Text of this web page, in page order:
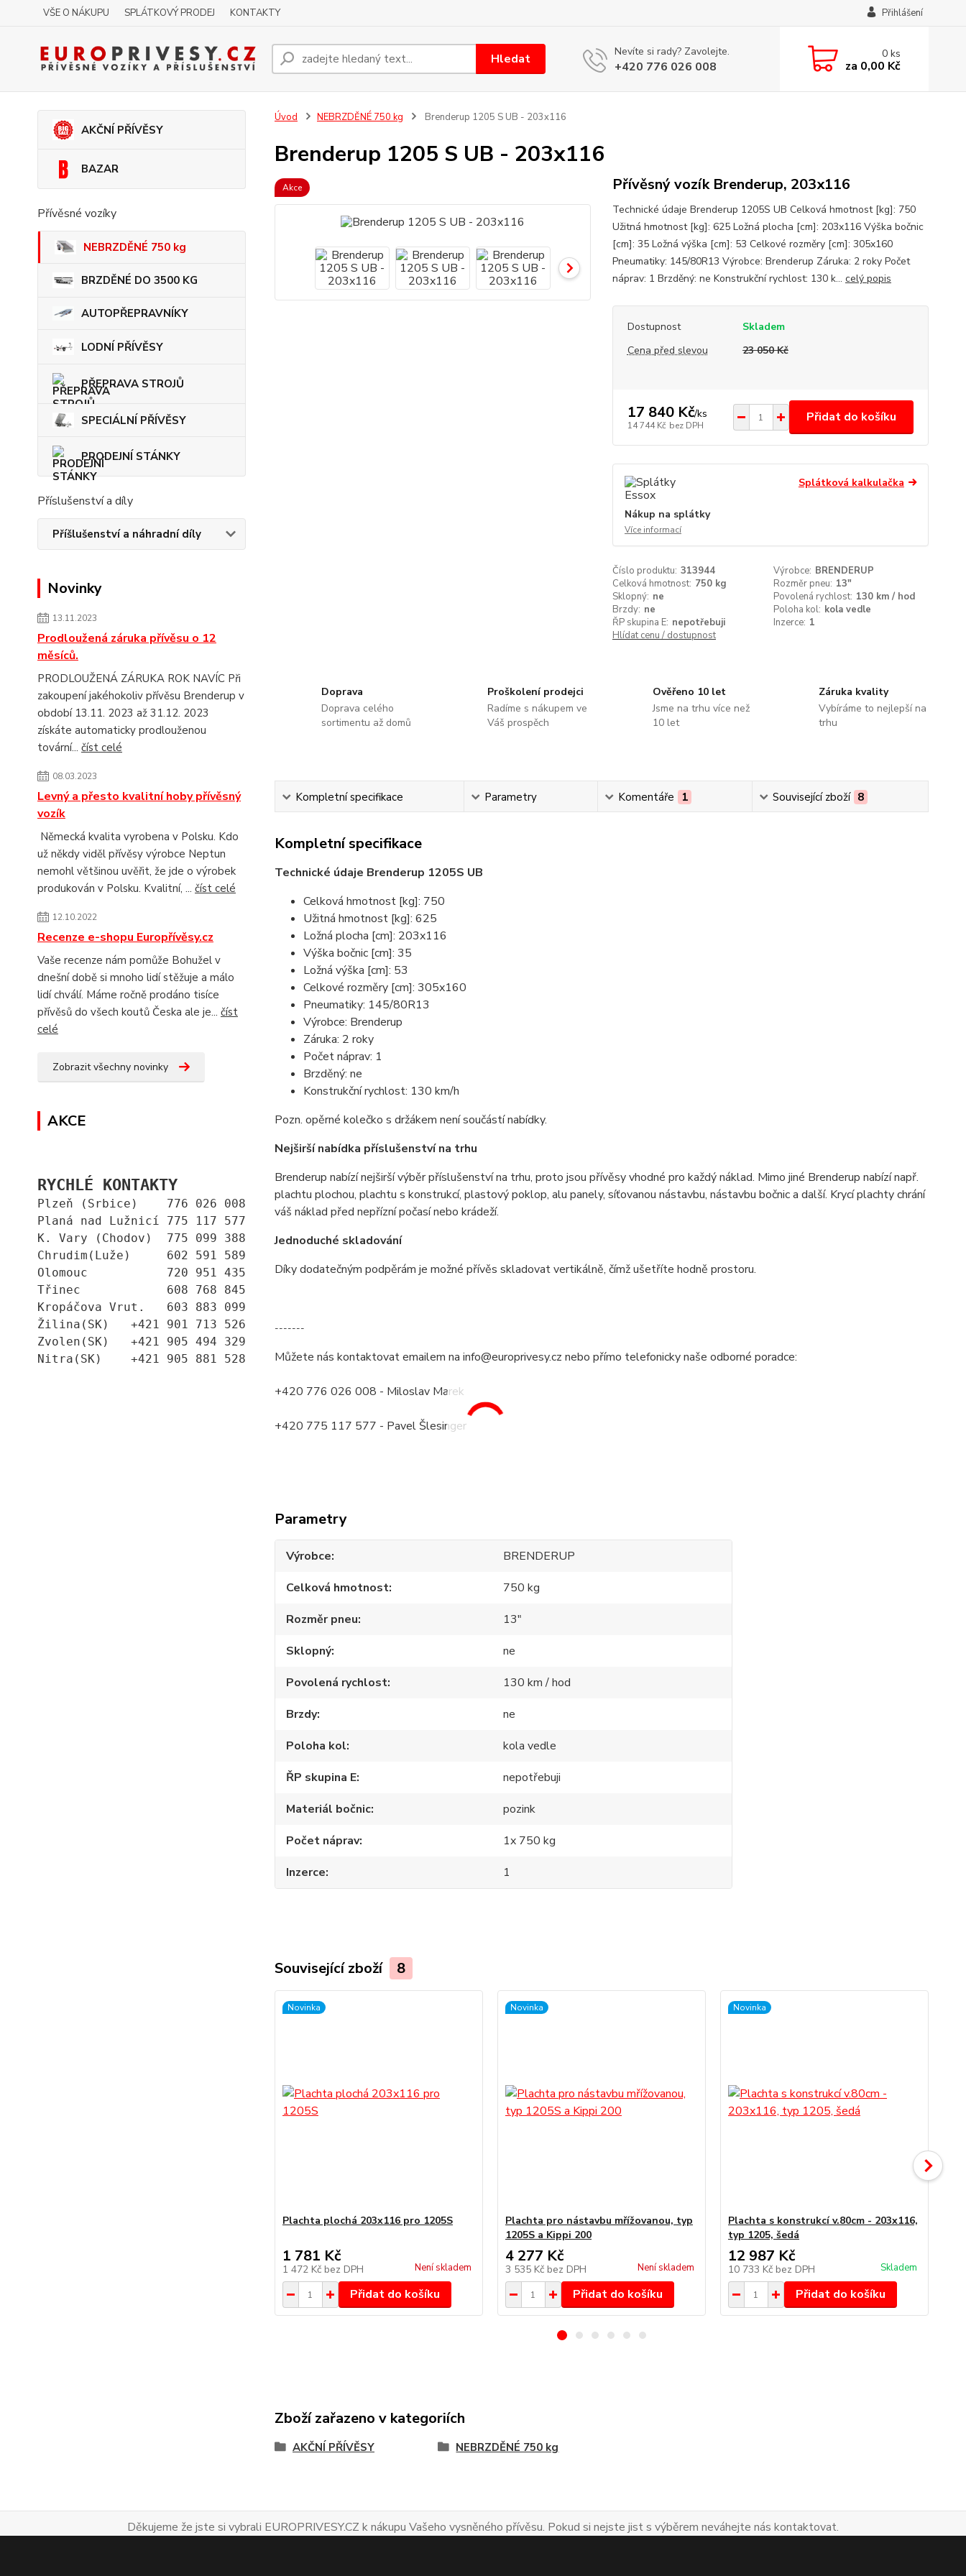
VŠE O NÁKUPU SPLÁTKOVÝ PRODEJ KONTAKTY Přihlášení
Hledat Nevíte si rady? Zavolejte.
+420 776 026 008
0ks
za 0,00 Kč
AKČNÍ PŘÍVĚSY
BAZAR
Přívěsné vozíky
NEBRZDĚNÉ 750 kg
BRZDĚNÉ DO 3500 KG
AUTOPŘEPRAVNÍKY
LODNÍ PŘÍVĚSY
PŘEPRAVA STROJŮ
SPECIÁLNÍ PŘÍVĚSY
PRODEJNÍ STÁNKY
Příslušenství a díly
Příšlušenství a náhradní díly
Novinky
13.11.2023
Prodloužená záruka přívěsu o 12
měsíců.
PRODLOUŽENÁ ZÁRUKA ROK NAVÍC Při
zakoupení jakéhokoliv přívěsu Brenderup v
období 13.11. 2023 až 31.12. 2023
získáte automaticky prodlouženou
tovární... číst celé
08.03.2023
Levný a přesto kvalitní hoby přívěsný
vozík
Německá kvalita vyrobena v Polsku. Kdo
už někdy viděl přívěsy výrobce Neptun
nemohl většinou uvěřit, že jde o výrobek
produkován v Polsku. Kvalitní, ... číst celé
12.10.2022
Recenze e-shopu Europřívěsy.cz
Vaše recenze nám pomůže Bohužel v
dnešní době si mnoho lidí stěžuje a málo
lidí chválí. Máme ročně prodáno tisíce
přívěsů do všech koutů Česka ale je... číst
celé
Zobrazit všechny novinky
AKCE
RYCHLÉ KONTAKTY
Plzeň (Srbice)    776 026 008
Planá nad Lužnicí 775 117 577
K. Vary (Chodov)  775 099 388
Chrudim(Luže)     602 591 589
Olomouc           720 951 435
Třinec            608 768 845
Kropáčova Vrut.   603 883 099
Žilina(SK)   +421 901 713 526
Zvolen(SK)   +421 905 494 329
Nitra(SK)    +421 905 881 528
Úvod NEBRZDĚNÉ 750 kg Brenderup 1205 S UB - 203x116
Brenderup 1205 S UB - 203x116
Akce Přívěsný vozík Brenderup, 203x116
Technické údaje Brenderup 1205S UB Celková hmotnost [kg]: 750
Užitná hmotnost [kg]: 625 Ložná plocha [cm]: 203x116 Výška bočnic
[cm]: 35 Ložná výška [cm]: 53 Celkové rozměry [cm]: 305x160
Pneumatiky: 145/80R13 Výrobce: Brenderup Záruka: 2 roky Počet
náprav: 1 Brzděný: ne Konstrukční rychlost: 130 k... celý popis
Dostupnost
Skladem
Cena před slevou
23 050 Kč
17 840 Kč/ks
14 744 Kč bez DPH
Přidat do košíku
Splátková kalkulačka
Nákup na splátky
Více informací
Číslo produktu: 313944 Výrobce: BRENDERUP
Celková hmotnost: 750 kg Rozměr pneu: 13"
Sklopný: ne Povolená rychlost: 130 km / hod
Brzdy: ne Poloha kol: kola vedle
ŘP skupina E: nepotřebuji Inzerce: 1
Hlídat cenu / dostupnost
Doprava
Doprava celého
sortimentu až domů
Proškolení prodejci
Radíme s nákupem ve
Váš prospěch
Ověřeno 10 let
Jsme na trhu více než
10 let
Záruka kvality
Vybíráme to nejlepší na
trhu
Kompletní specifikace Parametry Komentáře 1 Související zboží 8
Kompletní specifikace
Technické údaje Brenderup 1205S UB
Celková hmotnost [kg]: 750
Užitná hmotnost [kg]: 625
Ložná plocha [cm]: 203x116
Výška bočnic [cm]: 35
Ložná výška [cm]: 53
Celkové rozměry [cm]: 305x160
Pneumatiky: 145/80R13
Výrobce: Brenderup
Záruka: 2 roky
Počet náprav: 1
Brzděný: ne
Konstrukční rychlost: 130 km/h
Pozn. opěrné kolečko s držákem není součástí nabídky.
Nejširší nabídka příslušenství na trhu
Brenderup nabízí nejširší výběr příslušenství na trhu, proto jsou přívěsy vhodné pro každý náklad. Mimo jiné Brenderup nabízí např.
plachtu plochou, plachtu s konstrukcí, plastový poklop, alu panely, síťovanou nástavbu, nástavbu bočnic a další. Krycí plachty chrání
váš náklad před nepřízní počasí nebo krádeží.
Jednoduché skladování
Díky dodatečným podpěrám je možné přívěs skladovat vertikálně, čímž ušetříte hodně prostoru.
-------
Můžete nás kontaktovat emailem na info@europrivesy.cz nebo přímo telefonicky naše odborné poradce:
+420 776 026 008 - Miloslav Marek
+420 775 117 577 - Pavel Šlesinger
Parametry
Výrobce
BRENDERUP
Celková hmotnost
750 kg
Rozměr pneu
13"
Sklopný
ne
Povolená rychlost
130 km / hod
Brzdy
ne
Poloha kol
kola vedle
ŘP skupina E
nepotřebuji
Materiál bočnic
pozink
Počet náprav
1x 750 kg
Inzerce
1
Související zboží 8
Novinka
Plachta plochá 203x116 pro 1205S
1 781 Kč
1 472 Kč bez DPH Není skladem
Přidat do košíku
Novinka
Plachta pro nástavbu mřížovanou, typ
1205S a Kippi 200
4 277 Kč
3 535 Kč bez DPH Není skladem
Přidat do košíku
Novinka
Plachta s konstrukcí v.80cm - 203x116,
typ 1205, šedá
12 987 Kč
10 733 Kč bez DPH Skladem
Přidat do košíku
Zboží zařazeno v kategoriích
AKČNÍ PŘÍVĚSY NEBRZDĚNÉ 750 kg
Děkujeme že jste si vybrali EUROPRIVESY.CZ k nákupu Vašeho vysněného přívěsu. Pokud si nejste jist s výběrem neváhejte nás kontaktovat.